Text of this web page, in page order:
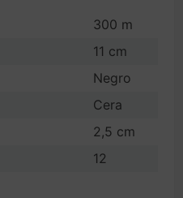
300 m
11 cm
Negro
Cera
2,5 cm
12